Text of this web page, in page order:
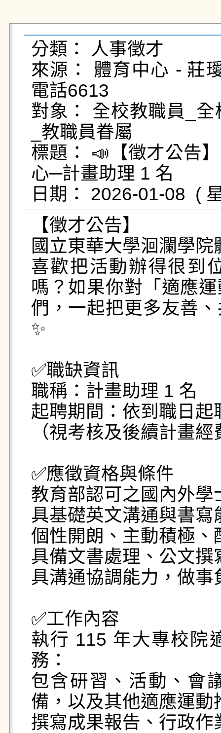
分類： 人事徵才
來源： 體育中心 - 莊
電話6613
對象： 全校教職員_
_教職員眷屬
標題： 📣【徵才公告
心─計畫助理 1 名
【徵才公告】
國立東華大學洄瀾學
喜歡把活動辦得很到
嗎？如果你對「適應
們，一起把更多友善
✨
✅職缺資訊
職稱：計畫助理 1 名
起聘期間：依到職日
（視考核及後續計畫
✅應徵資格與條件
教育部認可之國內外
具基礎英文溝通與書寫
個性開朗、主動積極
具備文書處理、公文
具溝通協調能力，做事
✅工作內容
執行 115 年大專校院
務：
包含研習、活動、會
備，以及其他適應運動
撰寫成果報告、行政